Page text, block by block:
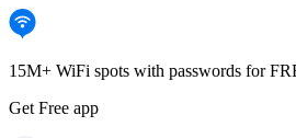
15M+ WiFi spots with passwords for
Get Free app